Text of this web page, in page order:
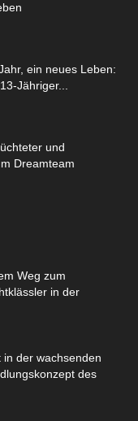
ein neues Leben:
Jähriger...
und
Dreamteam
Weg zum
in der
in der wachsenden
des